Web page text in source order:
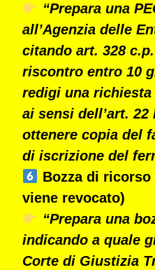
“Prepara una
all’Agenzia delle
citando art. 328
riscontro entro 10
redigi una
ai sensi dell’art. 22
ottenere copia del
di iscrizione del
Bozza di
viene revocato)
“Prepara una
indicando a quale
Corte di Giustizia